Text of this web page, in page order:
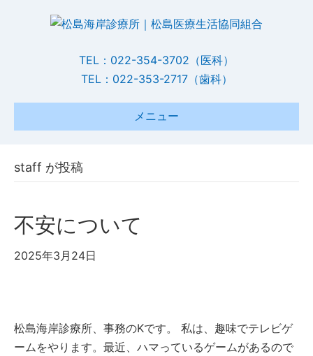
TEL：022-354-3702（医科）
TEL：022-353-2717（歯科）
メニュー
staff が投稿
不安について
2025年3月24日
松島海岸診療所、事務のKです。 私は、趣味でテレビゲ
ームをやります。最近、ハマっているゲームがあるので